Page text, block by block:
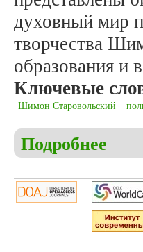
духовный мир
творчества
образования и
Ключевые
Шимон Старовольский
Подробнее